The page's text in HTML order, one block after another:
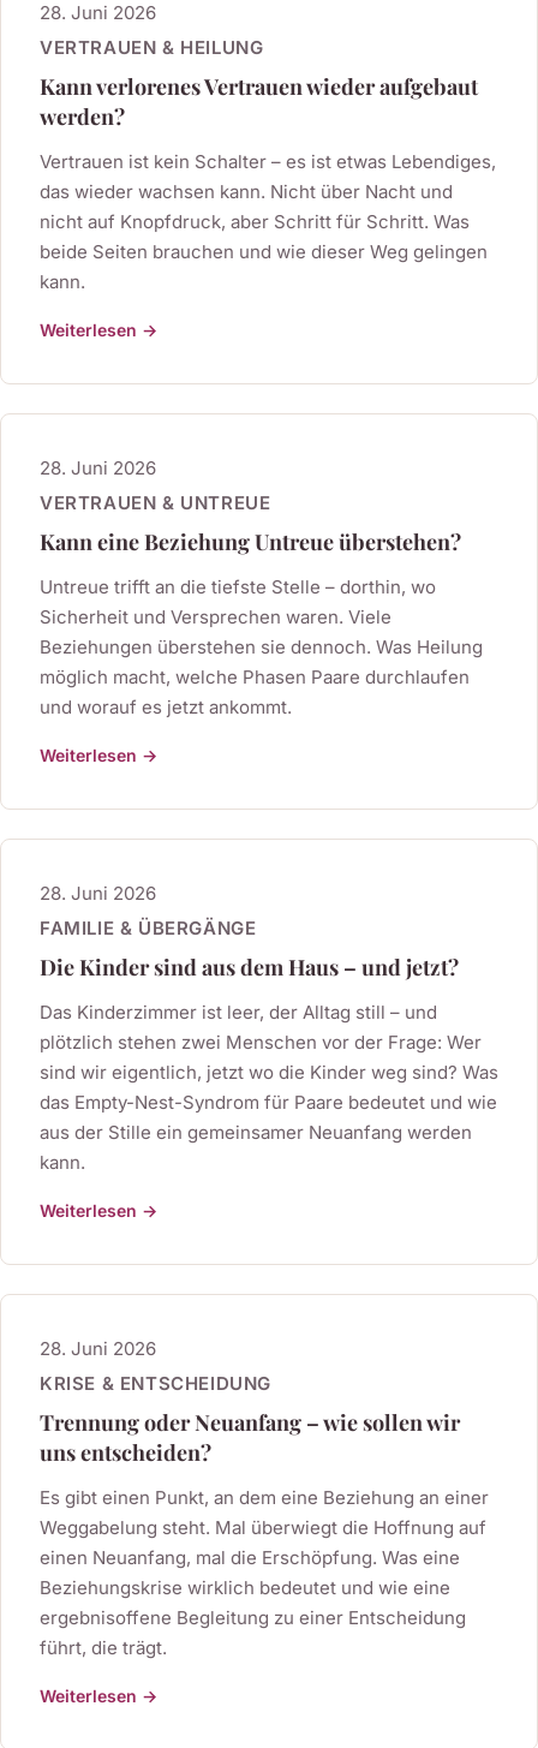
28. Juni 2026
VERTRAUEN & HEILUNG
Kann verlorenes Vertrauen wieder aufgebaut
werden?
Vertrauen ist kein Schalter – es ist etwas Lebendiges,
das wieder wachsen kann. Nicht über Nacht und
nicht auf Knopfdruck, aber Schritt für Schritt. Was
beide Seiten brauchen und wie dieser Weg gelingen
kann.
Weiterlesen →
28. Juni 2026
VERTRAUEN & UNTREUE
Kann eine Beziehung Untreue überstehen?
Untreue trifft an die tiefste Stelle – dorthin, wo
Sicherheit und Versprechen waren. Viele
Beziehungen überstehen sie dennoch. Was Heilung
möglich macht, welche Phasen Paare durchlaufen
und worauf es jetzt ankommt.
Weiterlesen →
28. Juni 2026
FAMILIE & ÜBERGÄNGE
Die Kinder sind aus dem Haus – und jetzt?
Das Kinderzimmer ist leer, der Alltag still – und
plötzlich stehen zwei Menschen vor der Frage: Wer
sind wir eigentlich, jetzt wo die Kinder weg sind? Was
das Empty-Nest-Syndrom für Paare bedeutet und wie
aus der Stille ein gemeinsamer Neuanfang werden
kann.
Weiterlesen →
28. Juni 2026
KRISE & ENTSCHEIDUNG
Trennung oder Neuanfang – wie sollen wir
uns entscheiden?
Es gibt einen Punkt, an dem eine Beziehung an einer
Weggabelung steht. Mal überwiegt die Hoffnung auf
einen Neuanfang, mal die Erschöpfung. Was eine
Beziehungskrise wirklich bedeutet und wie eine
ergebnisoffene Begleitung zu einer Entscheidung
führt, die trägt.
Weiterlesen →